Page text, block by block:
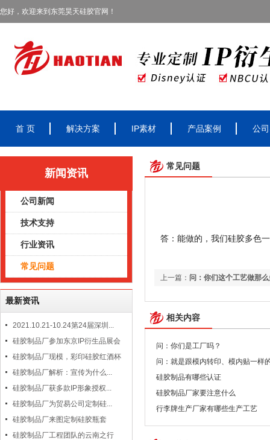
您好，欢迎来到东莞昊天硅胶官网！
首 页 解决方案 IP素材 产品案例 公
新闻资讯
公司新闻
技术支持
行业资讯
常见问题
最新资讯
2021.10.21-10.24第24届深圳...
硅胶制品厂参加东京IP衍生品展会
硅胶制品厂现模，彩印硅胶红酒杯
硅胶制品厂解析：宣传为什么...
硅胶制品厂获多款IP形象授权...
硅胶制品厂为贸易公司定制硅...
硅胶制品厂来图定制硅胶瓶套
硅胶制品厂工程团队的云南之行
常见问题
答：能做的，我们硅胶多色
上一篇： 问：你们这个工艺做那
相关内容
问：你们是工厂吗？
问：就是跟模内转印、模内贴一样
硅胶制品有哪些认证
硅胶制品厂家要注意什么
行李牌生产厂家有哪些生产工艺